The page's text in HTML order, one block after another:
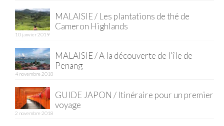
MALAISIE / Les plantations de thé de
Cameron Highlands
10 janvier 2019
MALAISIE / A la découverte de l’île de
Penang
4 novembre 2018
GUIDE JAPON / Itinéraire pour un premier
voyage
2 novembre 2018